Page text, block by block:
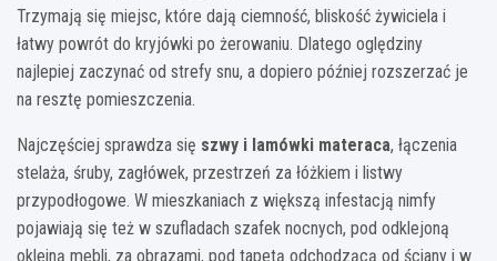
Trzymają się miejsc, które dają ciemność, bliskość żywiciela i
łatwy powrót do kryjówki po żerowaniu. Dlatego oględziny
najlepiej zaczynać od strefy snu, a dopiero później rozszerzać je
na resztę pomieszczenia.
Najczęściej sprawdza się szwy i lamówki materaca, łączenia
stelaża, śruby, zagłówek, przestrzeń za łóżkiem i listwy
przypodłogowe. W mieszkaniach z większą infestacją nimfy
pojawiają się też w szufladach szafek nocnych, pod odklejoną
okleiną mebli, za obrazami, pod tapetą odchodzącą od ściany i w